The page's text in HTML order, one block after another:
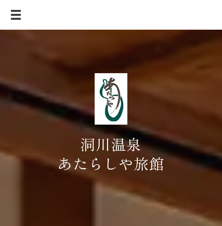
洞川温泉
あたらしや旅館